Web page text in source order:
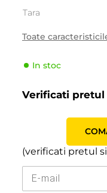
Tara
Sezonalitate
Producator
Toate
In stoc
Verificati
(verificati pretul